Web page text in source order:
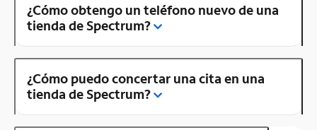
¿Cómo obtengo un teléfono nuevo de una
tienda de Spectrum?
¿Cómo puedo concertar una cita en una
tienda de Spectrum?